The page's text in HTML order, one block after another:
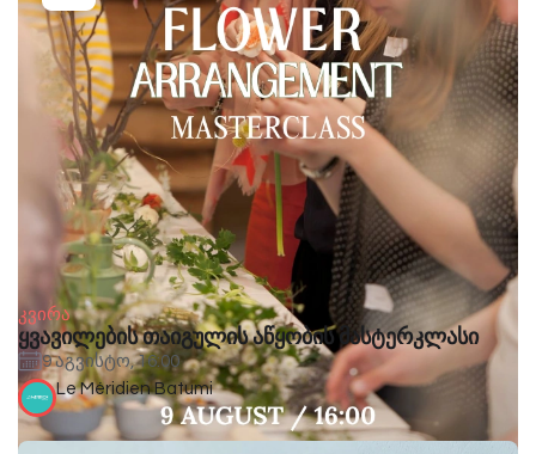
კვირა
ყვავილების თაიგულის აწყობის მასტერკლასი
9 აგვისტო, 16:00
Le Méridien Batumi